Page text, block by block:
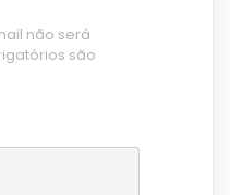
não será
são